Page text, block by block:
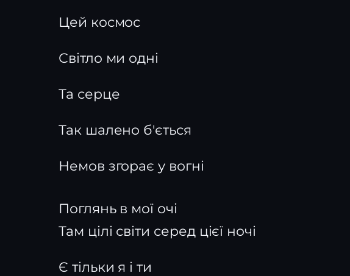
Цей космос
Світло ми одні
Та серце
Так шалено б'ється
Немов згорає у вогні
Поглянь в мої очі
Там цілі світи серед цієї ночі
Є тільки я і ти